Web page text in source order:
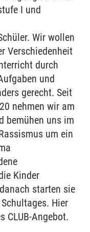
I und
Wir wollen
Verschiedenheit
durch
und
gerecht. Seit
nehmen wir am
bemühen uns im
um ein
Kinder
starten sie
Hier
CLUB-Angebot.